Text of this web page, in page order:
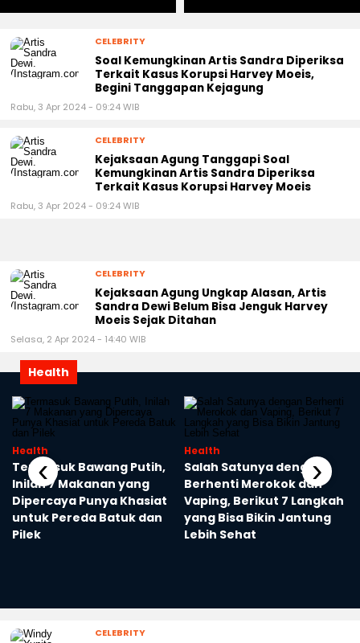
CELEBRITY
Soal Kemungkinan Artis Sandra Diperiksa
Terkait Kasus Korupsi Harvey Moeis,
Begini Tanggapan Kejagung
Rabu, 3 Apr 2024 - 09:24 WIB
CELEBRITY
Kejaksaan Agung Tanggapi Soal
Kemungkinan Artis Sandra Diperiksa
Terkait Kasus Korupsi Harvey Moeis
Rabu, 3 Apr 2024 - 09:24 WIB
CELEBRITY
Kejaksaan Agung Ungkap Alasan, Artis
Sandra Dewi Belum Bisa Jenguk Harvey
Moeis Sejak Ditahan
Selasa, 2 Apr 2024 - 14:40 WIB
Health
Health
Termasuk Bawang Putih,
Inilah 7 Makanan yang
Dipercaya Punya Khasiat
untuk Pereda Batuk dan
Pilek
Health
Salah Satunya dengan
Berhenti Merokok dan
Vaping, Berikut 7 Langkah
yang Bisa Bikin Jantung
Lebih Sehat
‹ ›
CELEBRITY